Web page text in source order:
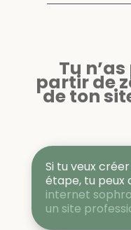
Tu
partir de
de ton
Si tu veux
étape, tu peux
internet
un site